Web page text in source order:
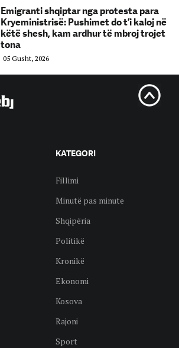
Emigranti shqiptar nga protesta para
Kryeministrisë: Pushimet do t’i kaloj në
këtë shesh, kam ardhur të mbroj trojet
tona
05 Gusht, 2026
KATEGORI
Fillimi
Minutë pas minute
Shqipëria
Politikë
Kronikë
Ekonomi
Kosova
Rajoni
Sport